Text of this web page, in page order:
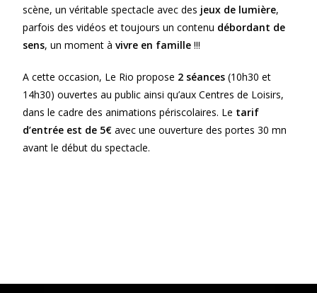
scène, un véritable spectacle avec des jeux de lumière,
parfois des vidéos et toujours un contenu débordant de
sens, un moment àvivre en famille !!!
A cette occasion, Le Rio propose 2 séances(10h30 et
14h30) ouvertes au public ainsi qu’aux Centres de Loisirs,
dans le cadre des animations périscolaires. Le tarif
d’entrée est de 5€ avec une ouverture des portes 30 mn
avant le début du spectacle.